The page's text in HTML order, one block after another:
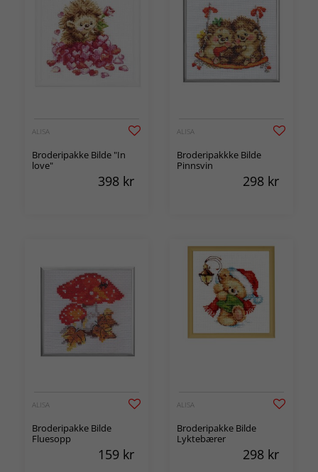
ALISA
Broderipakke Bilde "In
love"
398 kr
ALISA
Broderipakkke Bilde
Pinnsvin
298 kr
ALISA
Broderipakke Bilde
Fluesopp
159 kr
ALISA
Broderipakke Bilde
Lyktebærer
298 kr